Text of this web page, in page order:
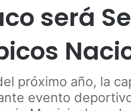
será
próximo año, la
evento